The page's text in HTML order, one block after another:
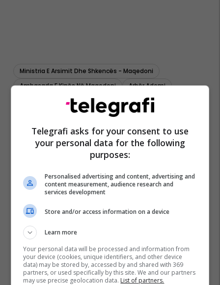
Ministria E Arsimit Dhe Shkencës - Maqedoni
Ambasada E Kinës Në Maqedoni
Arbër Ademi
Telegrafi asks for your consent to use
your personal data for the following
purposes:
Personalised advertising and content, advertising and
content measurement, audience research and
services development
Store and/or access information on a device
Learn more
Your personal data will be processed and information from
your device (cookies, unique identifiers, and other device
data) may be stored by, accessed by and shared with 369
partners, or used specifically by this site. We and our partners
may use precise geolocation data. List of partners.